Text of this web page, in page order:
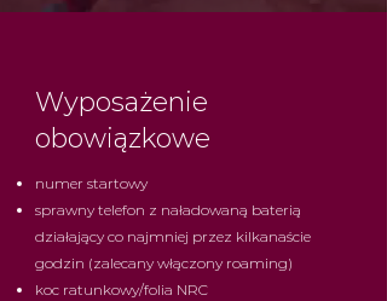
Wyposażenie
obowiązkowe
numer startowy
sprawny telefon z naładowaną baterią
działający co najmniej przez kilkanaście
godzin (zalecany włączony roaming)
koc ratunkowy/folia NRC